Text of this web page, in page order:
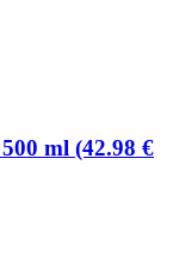
ml (42.98 €